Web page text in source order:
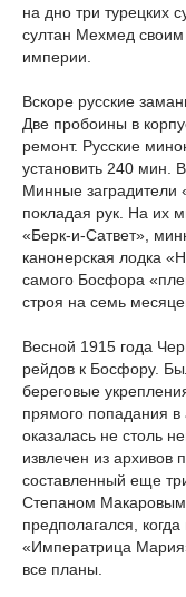
на дно три турецких
султан Мехмед
империи.
Вскоре русские
Две пробоины в
ремонт. Русские
установить 240 мин.
Минные заградители
покладая рук. На их
«Берк-и-Сатвет»,
канонерская лодка
самого Босфора
строя на семь
Весной 1915 года
рейдов к Босфору.
береговые
прямого попадания
оказалась не столь
извлечен из архивов
составленный еще
Степаном
предполагался,
«Императрица
все планы.